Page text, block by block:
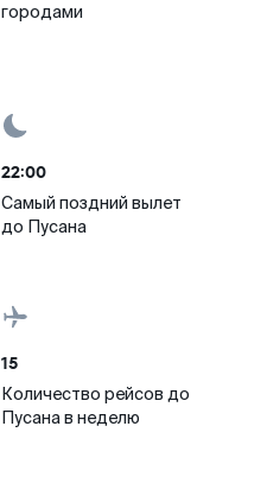
городами
22:00
Самый поздний вылет
до Пусана
15
Количество рейсов до
Пусана в неделю